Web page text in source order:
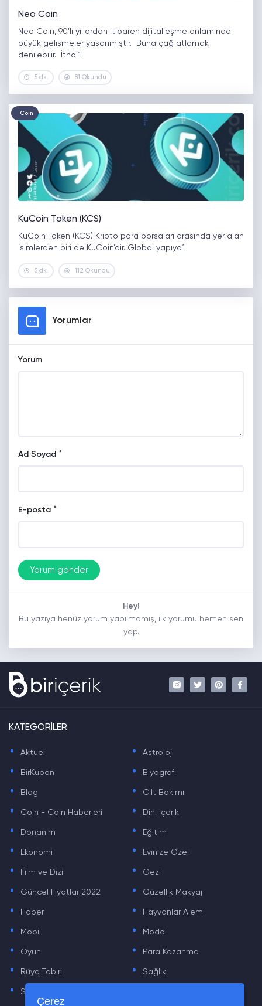
Neo Coin
Neo Coin, 90'lı yıllardan itibaren dijitalleşme anlamında
büyük gelişmeler yaşanmıştır. Buna çağ atlamak
denilebilir. İthal1
5 dk. 81 Okundu
Coin
KuCoin Token (KCS)
KuCoin Token (KCS) Kripto para borsaları arasında yer alan
isimlerden biri de KuCoin’dir. Global yapıya1
5 dk. 112 Okundu
Yorumlar
Yorum
Ad Soyad *
E-posta *
Hey!
Bu yazıya henüz yorum yapılmamış, ilk yorumu hemen sen
yap.
KATEGORİLER
. Aktüel . Astroloji
. BirKupon . Biyografi
. Blog . Cilt Bakımı
. Coin - Coin Haberleri . Dini içerik
. Donanım . Eğitim
. Ekonomi . Evinize Özel
. Film ve Dizi . Gezi
. Güncel Fiyatlar 2022 . Güzellik Makyaj
. Haber . Hayvanlar Alemi
. Mobil . Moda
. Oyun . Para Kazanma
. Rüya Tabiri . Sağlık
. Sinema .
Çerez